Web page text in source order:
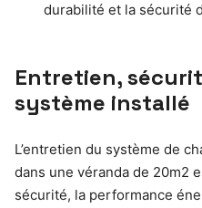
durabilité et la sécurité
Entretien,
système installé
L’entretien du système de
dans une véranda de 20m2
sécurité, la performance